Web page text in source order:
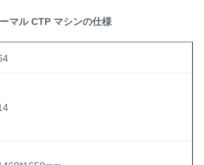
マル CTP マシンの仕様